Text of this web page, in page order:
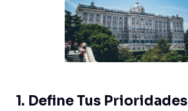
1. Define Tus Prioridades